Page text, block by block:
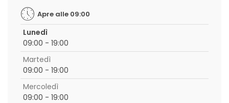
Apre alle 09:00
Lunedì
09:00 - 19:00
Martedì
09:00 - 19:00
Mercoledì
09:00 - 19:00